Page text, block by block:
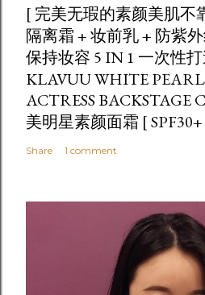
[ 完美无瑕的素颜美肌不
隔离霜 + 妆前乳 + 防紫
保持妆容 5 IN 1 一次性
KLAVUU WHITE
ACTRESS BACKSTAGE
美明星素颜面霜 [
Share 1 comment